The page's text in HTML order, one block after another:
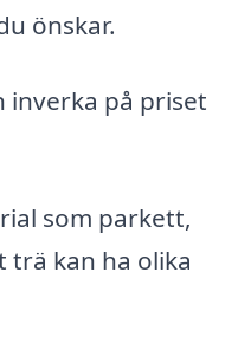
önskar.
inverka på priset
som parkett,
trä kan ha olika